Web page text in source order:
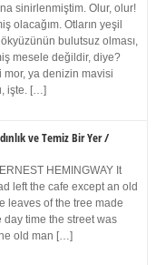
sinirlenmiştim. Olur, olur!
olacağım. Otların yeşil
bulutsuz olması,
mesele değildir, diye?
mor, ya denizin mavisi
işte. […]
ve Temiz Bir Yer /
HEMINGWAY It
left the cafe except an old
leaves of the tree made
time the street was
old man […]